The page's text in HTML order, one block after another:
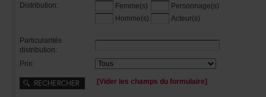
Distribution: Femme(s)
Personnage(s)
Homme(s)
Acteur(s)
Particularités
distribution:
Prix:
[Viderleschampsduformulaire]